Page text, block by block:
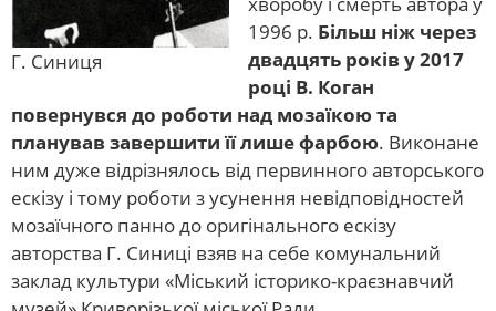
Г. Синиця
1996 р. Більш ніж через
двадцять років у 2017
році В. Коган
повернувся до роботи над мозаїкою та
планував завершити її лише фарбою. Виконане
ним дуже відрізнялось від первинного авторського
ескізу і тому роботи з усунення невідповідностей
мозаїчного панно до оригінального ескізу
авторства Г. Синиці взяв на себе комунальний
заклад культури «Міський історико-краєзнавчий